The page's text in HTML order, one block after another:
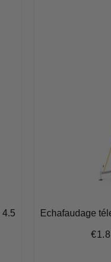
4.5 Echafaudage
Prix